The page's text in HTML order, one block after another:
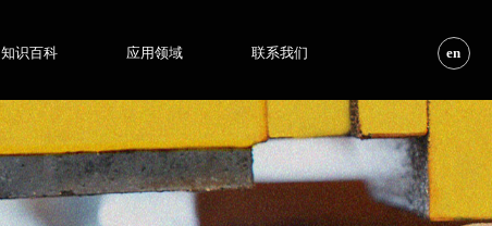
知识百科 应用领域 联系我们 en